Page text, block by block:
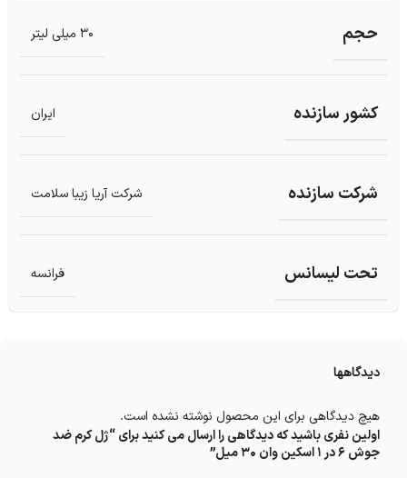
حجم 30 میلی لیتر
کشور سازنده ایران
شرکت سازنده شرکت آریا زیبا سلامت
تحت لیسانس فرانسه
دیدگاهها
هیچ دیدگاهی برای این محصول نوشته نشده است.
اولین نفری باشید که دیدگاهی را ارسال می کنید برای “ژل کرم ضد
جوش 6 در 1 اسکین وان 30 میل”